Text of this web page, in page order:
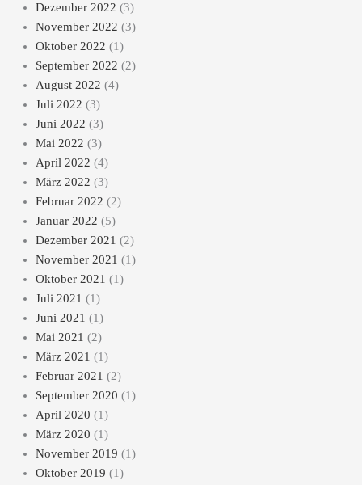
Dezember 2022 (3)
November 2022 (3)
Oktober 2022 (1)
September 2022 (2)
August 2022 (4)
Juli 2022 (3)
Juni 2022 (3)
Mai 2022 (3)
April 2022 (4)
März 2022 (3)
Februar 2022 (2)
Januar 2022 (5)
Dezember 2021 (2)
November 2021 (1)
Oktober 2021 (1)
Juli 2021 (1)
Juni 2021 (1)
Mai 2021 (2)
März 2021 (1)
Februar 2021 (2)
September 2020 (1)
April 2020 (1)
März 2020 (1)
November 2019 (1)
Oktober 2019 (1)